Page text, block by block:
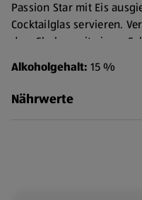
Passion Star mit Eis
Cocktailglas servieren.
dem Shaken mit einem
legendäre Pornstar Martini.
Alkoholgehalt: 15 %
Nährwerte